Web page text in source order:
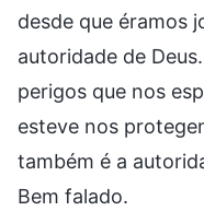
desde que éramos
autoridade de
perigos que nos
esteve nos
também é a
Bem falado.